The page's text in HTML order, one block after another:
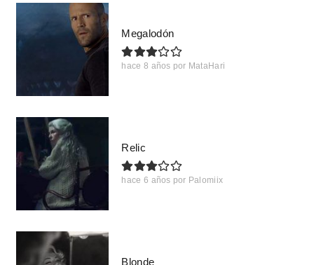
Megalodón
hace 8 años por MataHari
Relic
hace 6 años por Palomiix
Blonde